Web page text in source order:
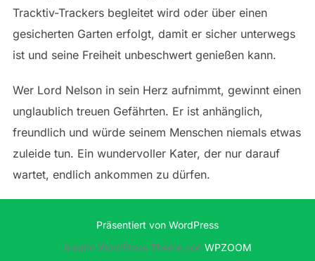
Tracktiv-Trackers begleitet wird oder über einen
gesicherten Garten erfolgt, damit er sicher unterwegs
ist und seine Freiheit unbeschwert genießen kann.
Wer Lord Nelson in sein Herz aufnimmt, gewinnt einen
unglaublich treuen Gefährten. Er ist anhänglich,
freundlich und würde seinem Menschen niemals etwas
zuleide tun. Ein wundervoller Kater, der nur darauf
wartet, endlich ankommen zu dürfen.
Präsentiert von WordPress
Inspiro WordPress Theme von WPZOOM